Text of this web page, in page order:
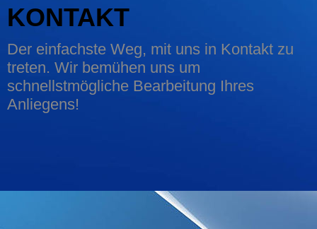
KONTAKT
Der einfachste Weg, mit uns in Kontakt zu
treten. Wir bemühen uns um
schnellstmögliche Bearbeitung Ihres
Anliegens!